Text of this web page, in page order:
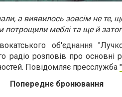
а виявилось зовсім не те,
потрощили меблі та ще й
об'єднання
радіо розповів про основні
Повідомляє пресслужба
Попереднє бронювання